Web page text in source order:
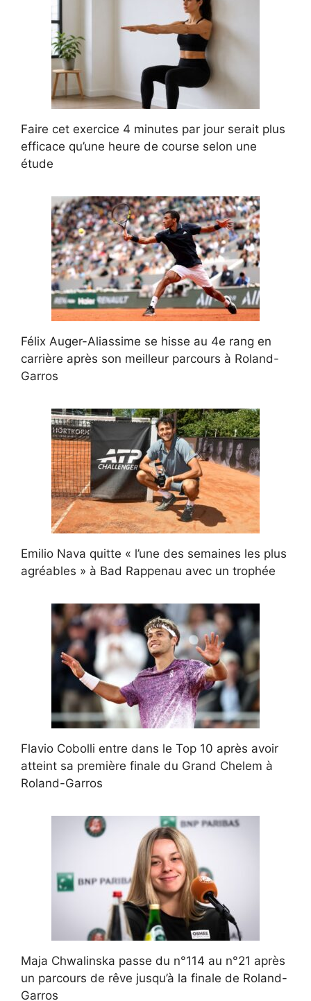
Faire cet exercice 4 minutes par jour serait plus
efficace qu’une heure de course selon une
étude
Félix Auger-Aliassime se hisse au 4e rang en
carrière après son meilleur parcours à Roland-
Garros
Emilio Nava quitte « l’une des semaines les plus
agréables » à Bad Rappenau avec un trophée
Flavio Cobolli entre dans le Top 10 après avoir
atteint sa première finale du Grand Chelem à
Roland-Garros
Maja Chwalinska passe du n°114 au n°21 après
un parcours de rêve jusqu’à la finale de Roland-
Garros